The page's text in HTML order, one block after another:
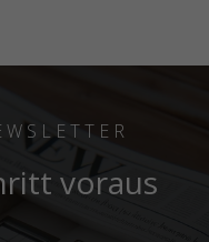
voraus